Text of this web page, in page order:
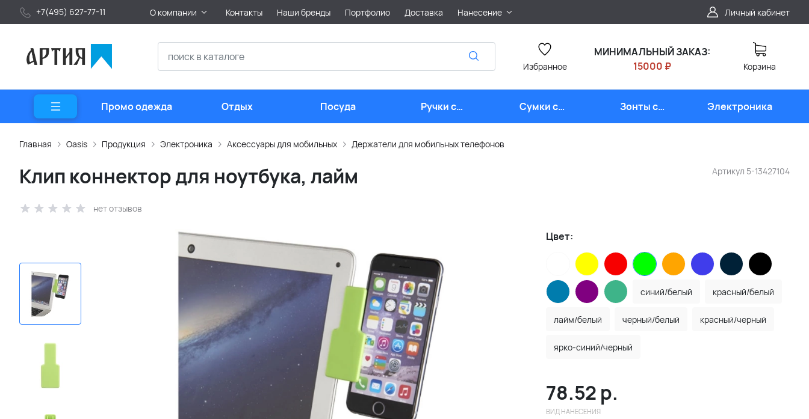
+7(495) 627-77-11 О компании Контакты Наши бренды Портфолио Доставка Нанесение Личный кабинет
Избранное
МИНИМАЛЬНЫЙ ЗАКАЗ:
15000 ₽
Корзина
Промо одежда Отдых Посуда
Ручки с
логотипом
Сумки с
логотипом
Зонты с
логотипом
Электроника
Главная Oasis Продукция Электроника Аксессуары для мобильных Держатели для мобильных телефонов
Артикул 5-13427104
Клип коннектор для ноутбука, лайм
нет отзывов
Цвет:
синий/белый красный/белый
лайм/белый черный/белый красный/черный
ярко-синий/черный
78.52 р.
ВИД НАНЕСЕНИЯ